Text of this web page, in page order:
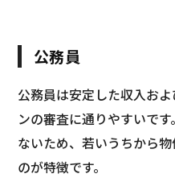
公務員
公務員は安定した収入お
ンの審査に通りやすいで
ないため、若いうちから
のが特徴です。